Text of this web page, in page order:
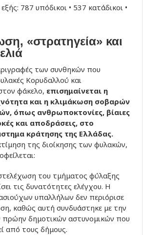
787 υπόδικοι • 537 κατάδικοι •
«στρατηγεία» και
των συνθηκών που
Κορυδαλλού και
φάκελο, επισημαίνεται η
και η κλιμάκωση σοβαρών
όπως ανθρωποκτονίες, βίαιες
και αποδράσεις, στο
κράτησης της Ελλάδας.
της διοίκησης των φυλακών,
του τμήματος φύλαξης
τις δυνατότητες ελέγχου. Η
υπαλλήλων δεν περιόρισε
καθώς αυτή συνδυάστηκε με την
δημοτικών αστυνομικών που
από τους δήμους.